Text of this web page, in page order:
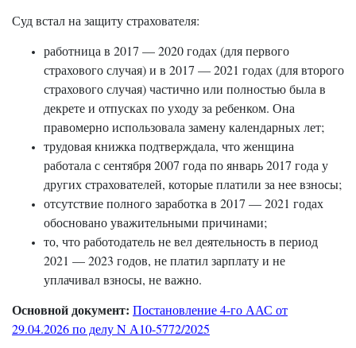
Суд встал на защиту страхователя:
работница в 2017 — 2020 годах (для первого
страхового случая) и в 2017 — 2021 годах (для второго
страхового случая) частично или полностью была в
декрете и отпусках по уходу за ребенком. Она
правомерно использовала замену календарных лет;
трудовая книжка подтверждала, что женщина
работала с сентября 2007 года по январь 2017 года у
других страхователей, которые платили за нее взносы;
отсутствие полного заработка в 2017 — 2021 годах
обосновано уважительными причинами;
то, что работодатель не вел деятельность в период
2021 — 2023 годов, не платил зарплату и не
уплачивал взносы, не важно.
Основной документ: Постановление 4-го ААС от
29.04.2026 по делу N А10-5772/2025